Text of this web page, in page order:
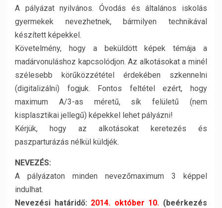
A pályázat nyilvános. Óvodás és általános iskolás
gyermekek nevezhetnek, bármilyen technikával
készített képekkel.
Követelmény, hogy a beküldött képek témája a
madárvonuláshoz kapcsolódjon. Az alkotásokat a minél
szélesebb körűközzététel érdekében szkennelni
(digitalizálni) fogjuk. Fontos feltétel ezért, hogy
maximum A/3-as méretű, sík felületű (nem
kisplasztikai jellegű) képekkel lehet pályázni!
Kérjük, hogy az alkotásokat keretezés és
paszparturázás nélkül küldjék.
NEVEZÉS:
A pályázaton minden nevezőmaximum 3 képpel
indulhat.
Nevezési határidő: 2014. október 10. (beérkezés